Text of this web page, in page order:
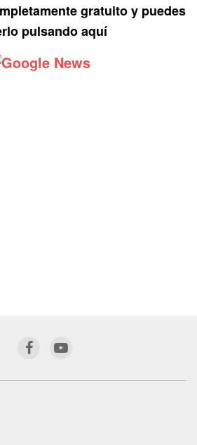
gratuito y puedes
pulsando aquí